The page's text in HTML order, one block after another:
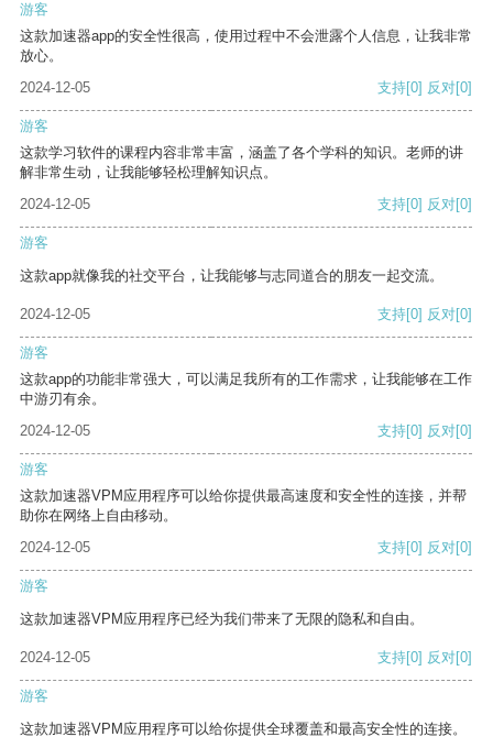
游客
这款加速器app的安全性很高，使用过程中不会泄露个人信息，让我非常
放心。
2024-12-05
支持[0] 反对[0]
游客
这款学习软件的课程内容非常丰富，涵盖了各个学科的知识。老师的讲
解非常生动，让我能够轻松理解知识点。
2024-12-05
支持[0] 反对[0]
游客
这款app就像我的社交平台，让我能够与志同道合的朋友一起交流。
2024-12-05 支持[0] 反对[0]
游客
这款app的功能非常强大，可以满足我所有的工作需求，让我能够在工作
中游刃有余。
2024-12-05
支持[0] 反对[0]
游客
这款加速器VPM应用程序可以给你提供最高速度和安全性的连接，并帮
助你在网络上自由移动。
2024-12-05
支持[0] 反对[0]
游客
这款加速器VPM应用程序已经为我们带来了无限的隐私和自由。
2024-12-05 支持[0] 反对[0]
游客
这款加速器VPM应用程序可以给你提供全球覆盖和最高安全性的连接。